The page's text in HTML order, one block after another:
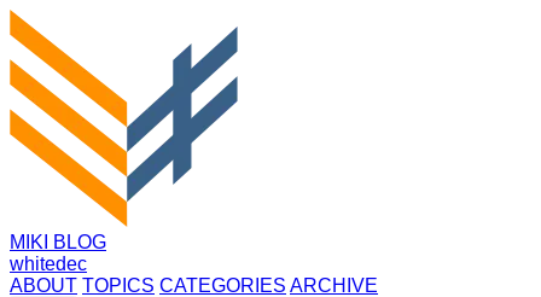
MIKI BLOG
whitedec
ABOUT TOPICS CATEGORIES ARCHIVE